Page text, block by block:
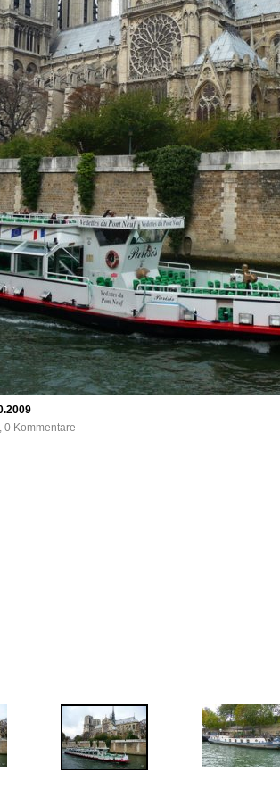
0 Kommentare